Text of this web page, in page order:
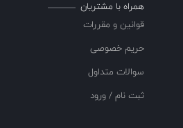
همراه با مشتریان
قوانین و مقررات
حریم خصوصی
سوالات متداول
ثبت نام / ورود